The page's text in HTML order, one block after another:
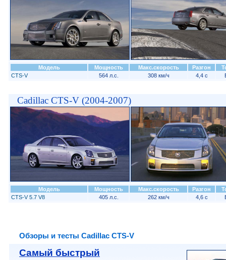
Модель Мощность Макс.скорость Разгон
CTS-V
564 л.с. 308 км/ч 4,4 с
Cadillac CTS-V (2004-2007)
Модель Мощность Макс.скорость Разгон
CTS-V 5.7 V8
405 л.с. 262 км/ч 4,6 с
Обзоры и тесты Cadillac CTS-V
Самый быстрый